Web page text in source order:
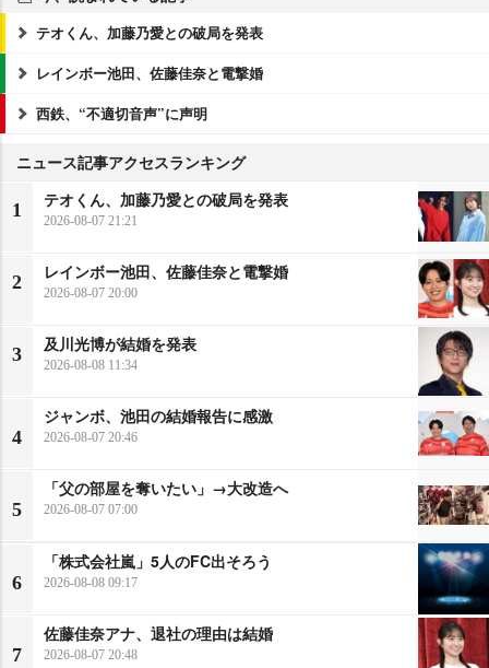
テオくん、加藤乃愛との破局を発表
レインボー池田、佐藤佳奈と電撃婚
西鉄、“不適切音声”に声明
ニュース記事アクセスランキング
1
テオくん、加藤乃愛との破局を発表
2026-08-07 21:21
2
レインボー池田、佐藤佳奈と電撃婚
2026-08-07 20:00
3
及川光博が結婚を発表
2026-08-08 11:34
4
ジャンボ、池田の結婚報告に感激
2026-08-07 20:46
5
「父の部屋を奪いたい」→大改造へ
2026-08-07 07:00
6
「株式会社嵐」5人のFC出そろう
2026-08-08 09:17
7
佐藤佳奈アナ、退社の理由は結婚
2026-08-07 20:48